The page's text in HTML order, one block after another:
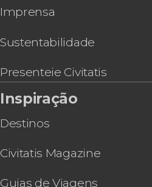
Ingresso do Poble Espanyol
Visita guiada pelo Museu
Imprensa
Sustentabilidade
Presenteie Civitatis
Inspiração
Destinos
Civitatis Magazine
Guias de Viagens